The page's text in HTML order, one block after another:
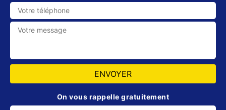
On vous rappelle gratuitement